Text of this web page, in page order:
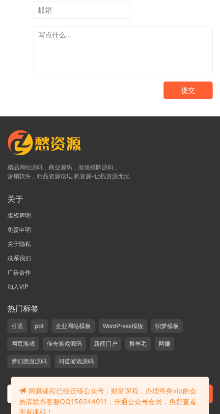
提交
精品网站源码，商业源码，游戏棋牌源码，
营销软件，精品资源论坛,愁资源-让找资源无忧
关于
版权声明
免责申明
关于隐私
联系我们
广告合作
加入VIP
热门标签
引流 ppt 企业网站模板 WordPress模板 织梦模板
网页游戏 传奇游戏源码 新闻门户 撸羊毛 网赚
梦幻西游源码 问道游戏源码
网赚课程已经迁移公众号：财富课程，办理终身vip的会
员请联系客服QQ156244911，开通公众号会员，免费查看
所有课程！